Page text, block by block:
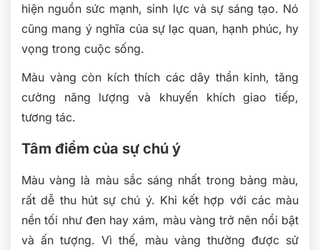
hiện nguồn sức mạnh, sinh lực và sự sáng tạo. Nó
cũng mang ý nghĩa của sự lạc quan, hạnh phúc, hy
vọng trong cuộc sống.
Màu vàng còn kích thích các dây thần kinh, tăng
cường năng lượng và khuyến khích giao tiếp,
tương tác.
Tâm điểm của sự chú ý
Màu vàng là màu sắc sáng nhất trong bảng màu,
rất dễ thu hút sự chú ý. Khi kết hợp với các màu
nền tối như đen hay xám, màu vàng trở nên nổi bật
và ấn tượng. Vì thế, màu vàng thường được sử